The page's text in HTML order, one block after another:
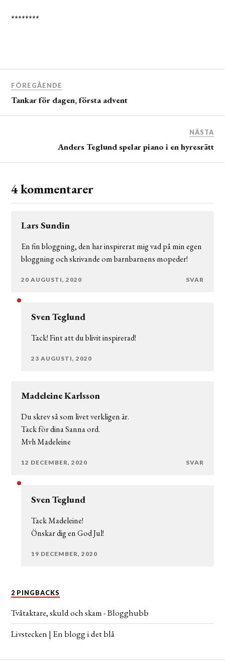
********
FÖREGÅENDE
Tankar för dagen, första advent
NÄSTA
Anders Teglund spelar piano i en hyresrätt
4 kommentarer
Lars Sundin
En fin bloggning, den har inspirerat mig vad på min egen
bloggning och skrivande om barnbarnens mopeder!
20 AUGUSTI, 2020 SVAR
Sven Teglund
Tack! Fint att du blivit inspirerad!
23 AUGUSTI, 2020
Madeleine Karlsson
Du skrev så som livet verkligen är.
Tack för dina Sanna ord.
Mvh Madeleine
12 DECEMBER, 2020 SVAR
Sven Teglund
Tack Madeleine!
Önskar dig en God Jul!
19 DECEMBER, 2020
2 PINGBACKS
Tvåtaktare, skuld och skam - Blogghubb
Livstecken | En blogg i det blå